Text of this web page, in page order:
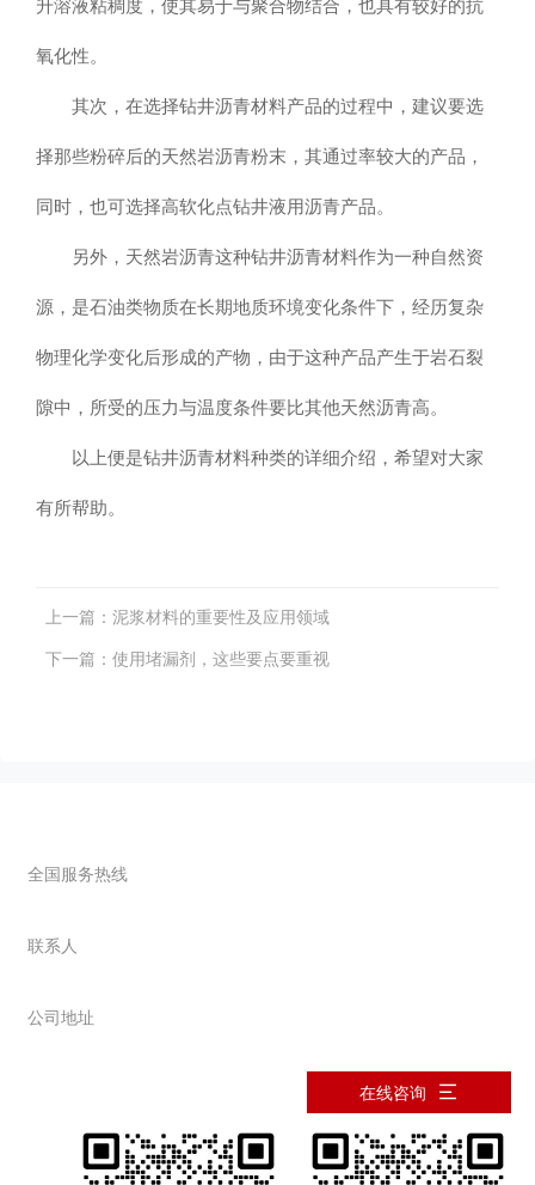
升溶液粘稠度，使其易于与聚合物结合，也具有较好的抗
氧化性。
其次，在选择钻井沥青材料产品的过程中，建议要选
择那些粉碎后的天然岩沥青粉末，其通过率较大的产品，
同时，也可选择高软化点钻井液用沥青产品。
另外，天然岩沥青这种钻井沥青材料作为一种自然资
源，是石油类物质在长期地质环境变化条件下，经历复杂
物理化学变化后形成的产物，由于这种产品产生于岩石裂
隙中，所受的压力与温度条件要比其他天然沥青高。
以上便是钻井沥青材料种类的详细介绍，希望对大家
有所帮助。
上一篇： 泥浆材料的重要性及应用领域
下一篇： 使用堵漏剂，这些要点要重视
全国服务热线
联系人
公司地址
在线咨询